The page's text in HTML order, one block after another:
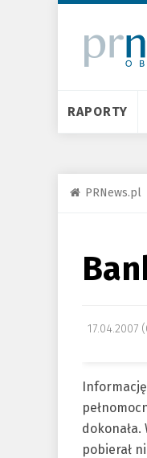
RAPORTY
PRNews.pl
17.04.2007
pobierał